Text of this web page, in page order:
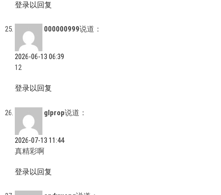
登录以回复
000000999说道：
2026-06-13 06:39
12
登录以回复
glprop说道：
2026-07-13 11:44
真精彩啊
登录以回复